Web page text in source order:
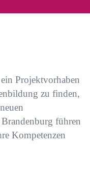
Projektvorhaben
zu finden,
führen
Kompetenzen